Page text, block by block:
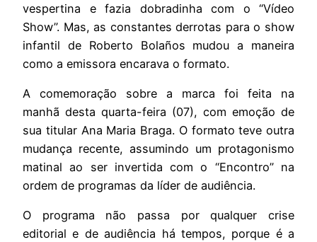
vespertina e fazia dobradinha com o “Vídeo
Show”. Mas, as constantes derrotas para o show
infantil de Roberto Bolaños mudou a maneira
como a emissora encarava o formato.
A comemoração sobre a marca foi feita na
manhã desta quarta-feira (07), com emoção de
sua titular Ana Maria Braga. O formato teve outra
mudança recente, assumindo um protagonismo
matinal ao ser invertida com o “Encontro” na
ordem de programas da líder de audiência.
O programa não passa por qualquer crise
editorial e de audiência há tempos, porque é a